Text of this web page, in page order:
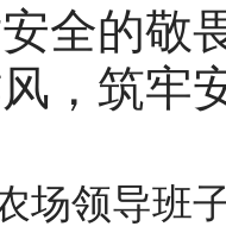
全的敬
，筑牢
场领导班